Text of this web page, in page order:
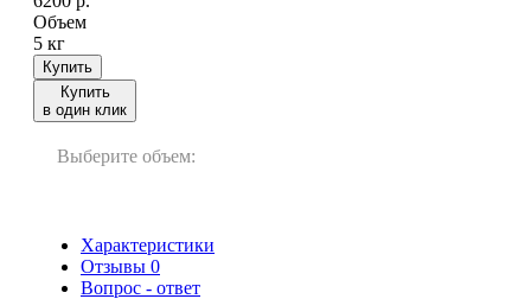
Объем
5 кг
Купить
Купить
в один клик
Выберите объем:
Характеристики
Отзывы 0
Вопрос - ответ